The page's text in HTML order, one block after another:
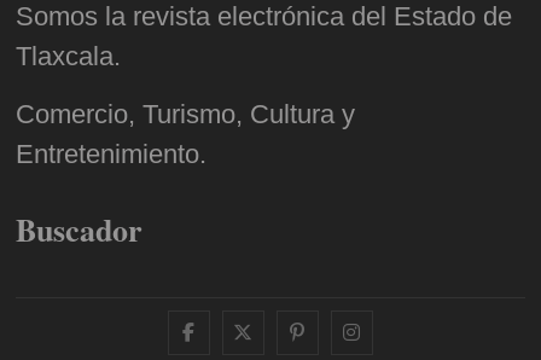
Somos la revista electrónica del Estado de
Tlaxcala.
Comercio, Turismo, Cultura y
Entretenimiento.
Buscador
facebooktwitter
pinterestinstagram